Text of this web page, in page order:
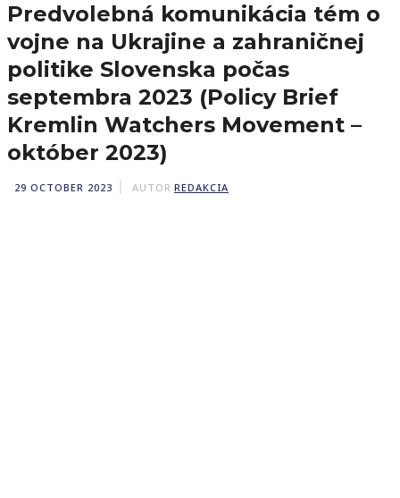
Predvolebná komunikácia tém o
vojne na Ukrajine a zahraničnej
politike Slovenska počas
septembra 2023 (Policy Brief
Kremlin Watchers Movement –
október 2023)
29 OCTOBER 2023 AUTOR REDAKCIA